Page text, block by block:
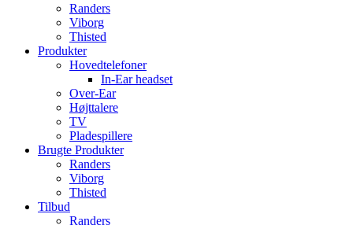
Randers
Viborg
Thisted
Produkter
Hovedtelefoner
In-Ear headset
Over-Ear
Højttalere
TV
Pladespillere
Brugte Produkter
Randers
Viborg
Thisted
Tilbud
Randers